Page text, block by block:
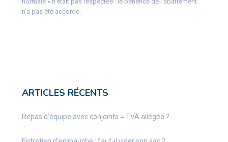
n’a pas été accordé.
ARTICLES RÉCENTS
Repas d’équipe avec conjoints = TVA allégée ?